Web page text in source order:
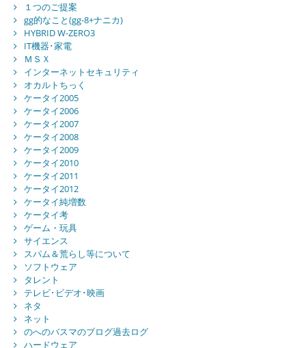
１つのご提案
gg的なこと(gg-8+ナニカ)
HYBRID W-ZERO3
IT機器･家電
ＭＳＸ
インターネットセキュリティ
オカルトちっく
ケータイ2005
ケータイ2006
ケータイ2007
ケータイ2008
ケータイ2009
ケータイ2010
ケータイ2011
ケータイ2012
ケータイ純増数
ケータイ考
ゲーム・玩具
サイエンス
スパム＆荒らし等について
ソフトウェア
タレント
テレビ･ビデオ･映画
ネタ
ネット
のへのバスマのブログ過去ログ
ハードウェア